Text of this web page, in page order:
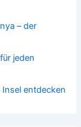
– der
jeden
entdecken